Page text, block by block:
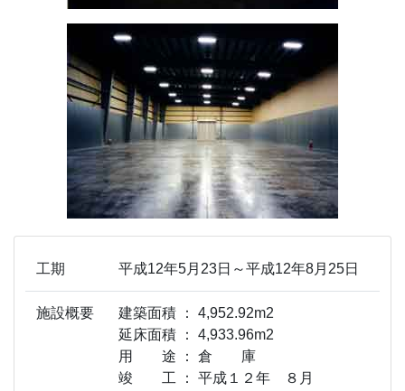
工期 平成12年5月23日～平成12年8月25日
施設概要
建築面積 ： 4,952.92m2
延床面積 ： 4,933.96m2
用 途 ： 倉 庫
竣 工 ： 平成１２年 ８月